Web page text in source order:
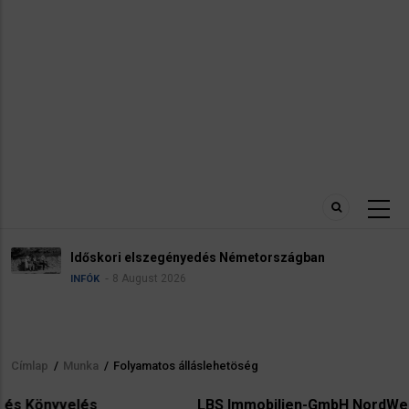
Időskori elszegényedés Németországban
8 August 2026
Morzsa
Címlap / Munka / Folyamatos álláslehetöség
LBS Immobilien-GmbH NordWest